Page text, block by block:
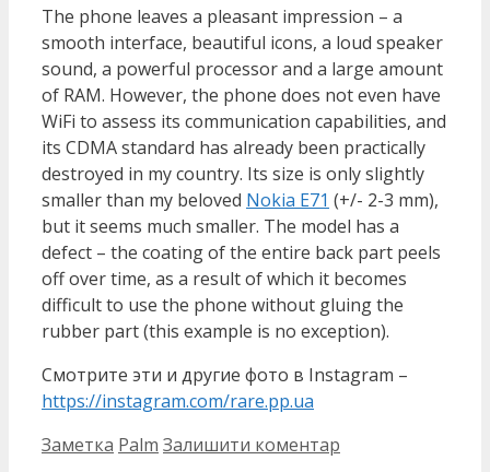
The phone leaves a pleasant impression – a
smooth interface, beautiful icons, a loud speaker
sound, a powerful processor and a large amount
of RAM. However, the phone does not even have
WiFi to assess its communication capabilities, and
its CDMA standard has already been practically
destroyed in my country. Its size is only slightly
smaller than my beloved Nokia E71 (+/- 2-3 mm),
but it seems much smaller. The model has a
defect – the coating of the entire back part peels
off over time, as a result of which it becomes
difficult to use the phone without gluing the
rubber part (this example is no exception).
Смотрите эти и другие фото в Instagram –
https://instagram.com/rare.pp.ua
Категорії
Заметка Позначки
Palm Залишити коментар